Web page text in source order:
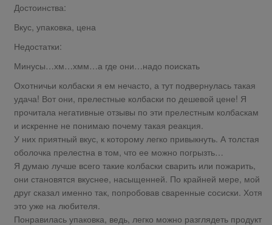
Достоинства:
Вкус, упаковка, цена
Недостатки:
Минусы…хм…хмм…а где они…надо поискать
Охотничьи колбаски я ем нечасто, а тут подвернулась такая
удача! Вот они, прелестные колбаски по дешевой цене! Я
прочитала негативные отзывы по эти прелестным колбаскам
и искренне не понимаю почему такая реакция.
У них приятный вкус, к которому легко привыкнуть. А толстая
оболочка прелестна в том, что ее можно погрызть…
Я думаю лучше всего такие колбаски сварить или пожарить,
они становятся вкуснее, насыщенней. По крайней мере, мой
друг сказал именно так, попробовав сваренные сосиски. Хотя
это уже на любителя.
Понравилась упаковка, ведь, легко можно разглядеть продукт